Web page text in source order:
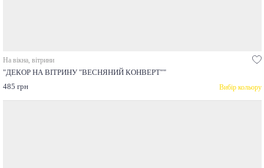
На вікна, вітрини
"ДЕКОР НА ВІТРИНУ "ВЕСНЯНИЙ КОНВЕРТ""
485 грн
Вибір кольору